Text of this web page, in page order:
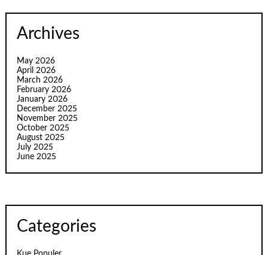
Archives
May 2026
April 2026
March 2026
February 2026
January 2026
December 2025
November 2025
October 2025
August 2025
July 2025
June 2025
Categories